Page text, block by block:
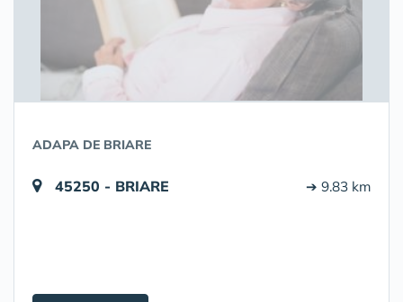
ADAPA DE BRIARE
45250 - BRIARE ➔ 9.83 km